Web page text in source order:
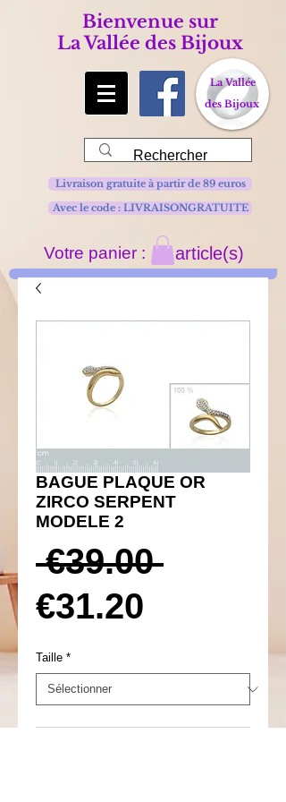
Bienvenue sur
La Vallée des Bijoux
La Vallée
des Bijoux
Avec le code : LIVRAISONGRATUITE
Livraison gratuite à partir de 89 euros
Votre panier : article(s)
BAGUE PLAQUE OR
ZIRCO SERPENT
MODELE 2
€39.00 Prix
€31.20
Taille *